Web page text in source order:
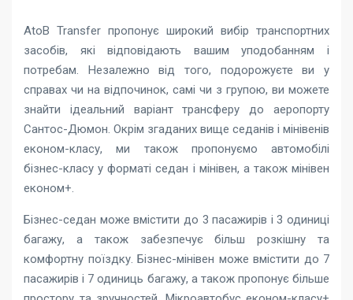
AtoB Transfer пропонує широкий вибір транспортних
засобів, які відповідають вашим уподобанням і
потребам. Незалежно від того, подорожуєте ви у
справах чи на відпочинок, самі чи з групою, ви можете
знайти ідеальний варіант трансферу до аеропорту
Сантос-Дюмон. Окрім згаданих вище седанів і мінівенів
економ-класу, ми також пропонуємо автомобілі
бізнес-класу у форматі седан і мінівен, а також мінівен
економ+.
Бізнес-седан може вмістити до 3 пасажирів і 3 одиниці
багажу, а також забезпечує більш розкішну та
комфортну поїздку. Бізнес-мінівен може вмістити до 7
пасажирів і 7 одиниць багажу, а також пропонує більше